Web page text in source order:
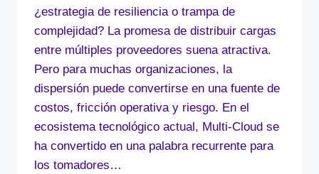
¿estrategia de resiliencia o trampa de
complejidad? La promesa de distribuir cargas
entre múltiples proveedores suena atractiva.
Pero para muchas organizaciones, la
dispersión puede convertirse en una fuente de
costos, fricción operativa y riesgo. En el
ecosistema tecnológico actual, Multi-Cloud se
ha convertido en una palabra recurrente para
los tomadores…